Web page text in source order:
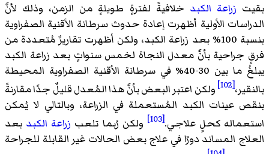
بقيت زراعة الكبد خلافيةً لفترةٍ طويلةٍ من الزمن، وذلك لأنَّ
الدراسات الأولية أظهرت إعادة حدوث سرطانة الأقنية الصفراوية
بنسبة 100% بعد زراعة الكبد، ولكن أظهرت تقاريرٌ مُتعددة من
فرقٍ جراحية بأنَّ معدل النجاة لخمس سنواتٍ بعد زراعة الكبد
يبلغُ ما بين 30-40% في سرطانة الأقنية الصفراوية المحيطة
بالنقير،[102]
ولكن اعتبر البعض بأنَّ هذا المُعدل قليلٌ جدًا مقارنةً
بنقص عينات الكبد المُستعملة في الزراعة، وبالتالي لا يُمكن
استعماله كحلٍ علاجي.[103] ولكن رُبما تلعب زراعة الكبد بعد
العلاج المساند دورًا في علاج بعض الحالات غير القابلة للجراحة